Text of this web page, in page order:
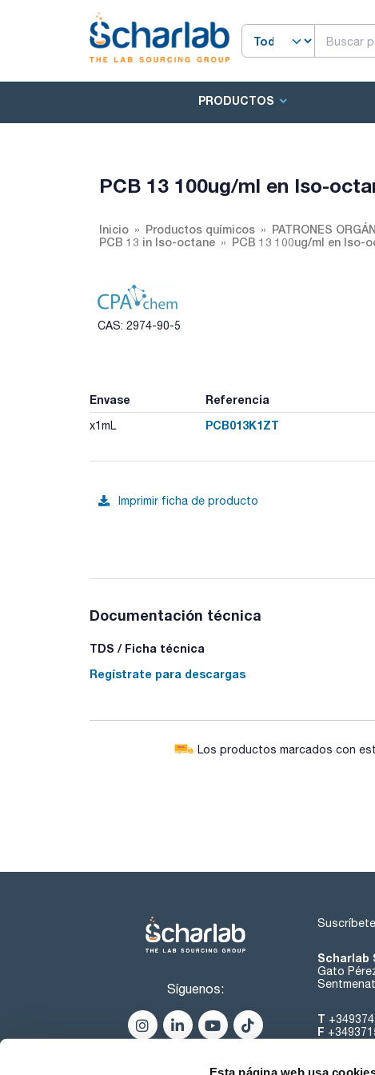
Esta página web usa
PRODUCTOS
PCB 13 100ug/ml en Iso-
Inicio Productos químicos
PATRONES
PCB 13 in Iso-octane
PCB 13 100ug/ml en Iso-
CAS: 2974-90-5
Envase Referencia
x1mL PCB013K1ZT
Imprimir ficha de producto
Documentación técnica
TDS / Ficha técnica
Regístrate para descargas
Los productos marcados con
Síguenos:
Scharlab
Gato
T
F